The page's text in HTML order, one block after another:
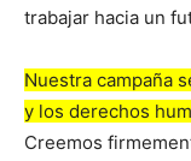
trabajar hacia un
Nuestra campaña
y los derechos
Creemos